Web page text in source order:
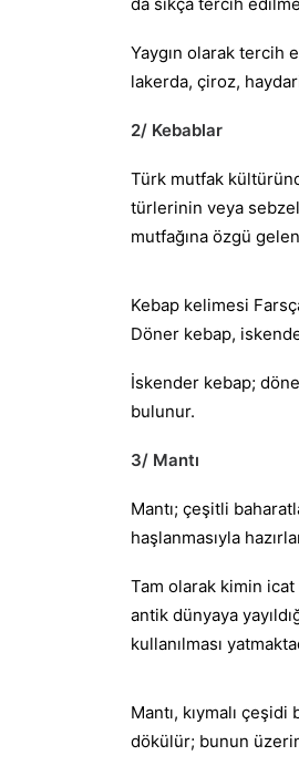
Yaygın olarak tercih
lakerda, çiroz,
2/ Kebablar
Türk mutfak
türlerinin veya
mutfağına özgü
Kebap kelimesi
Döner kebap,
İskender kebap;
bulunur.
3/ Mantı
Mantı; çeşitli
haşlanmasıyla
Tam olarak kimin icat
antik dünyaya
kullanılması
Mantı, kıymalı
dökülür; bunun